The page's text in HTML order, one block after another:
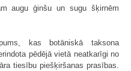
augu ģinšu un sugu šķirnēm
kas botāniskā taksona
pēdējā vietā neatkarīgi no
tiesību piešķiršanas prasības.